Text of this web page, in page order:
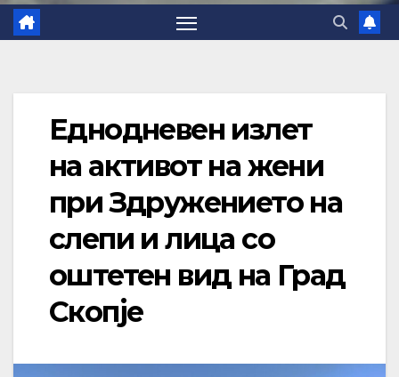
Еднодневен излет
на активот на жени
при Здружението на
слепи и лица со
оштетен вид на Град
Скопје